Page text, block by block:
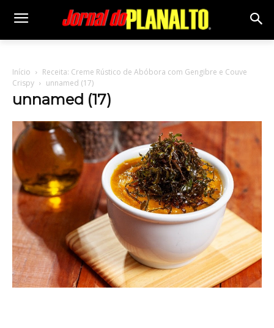
Início
Receita: Creme Rústico de Abóbora com Gengibre e Couve
Crispy
unnamed (17)
unnamed (17)